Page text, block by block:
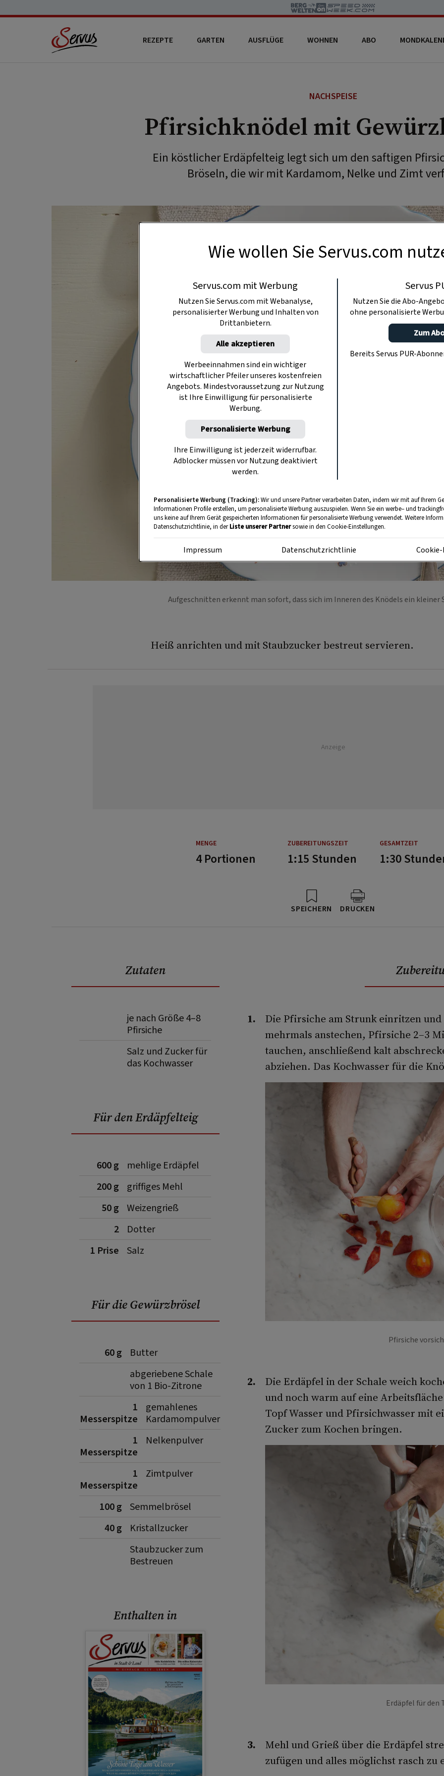
REZEPTE GARTEN AUSFLÜGE WOHNEN ABO
NACHSPEISE
Pfirsichknödel mit
Ein köstlicher Erdäpfelteig legt sich um den saftigen
Bröseln, die wir mit Kardamom, Nelke und Zimt
Aufgeschnitten erkennt man sofort, dass sich im Inneren des Knödels ein
Heiß anrichten und mit Staubzucker bestreut servieren.
Anzeige
MENGE ZUBEREITUNGSZEIT GESAMTZEIT
4 Portionen 1:15 Stunden 1:30
SPEICHERN DRUCKEN
Zutaten
je nach Größe 4–8
Pfirsiche
Salz und Zucker für
das Kochwasser
Für den Erdäpfelteig
600 g
mehlige Erdäpfel
200 g
griffiges Mehl
50 g Weizengrieß
2
Dotter
1 Prise
Salz
Für die Gewürzbrösel
60 g
Butter
abgeriebene Schale
von 1 Bio-Zitrone
1
Messerspitze
gemahlenes
Kardamompulver
1
Messerspitze
Nelkenpulver
1
Messerspitze
Zimtpulver
100 g Semmelbrösel
40 g
Kristallzucker
Staubzucker zum
Bestreuen
Enthalten in
Die Pfirsiche am Strunk einritzen
mehrmals anstechen, Pfirsiche 2–3
tauchen, anschließend kalt
abziehen. Das Kochwasser für die
Pfirsiche
Die Erdäpfel in der Schale weich
und noch warm auf eine
Topf Wasser und Pfirsichwasser mit
Zucker zum Kochen bringen.
Erdäpfel für den
Mehl und Grieß über die Erdäpfel
zufügen und alles möglichst rasch
Wie wollen Sie Servus.com
Servus.com mit Werbung
Nutzen Sie Servus.com mit Webanalyse,
personalisierter Werbung und Inhalten von
Drittanbietern.
Alle akzeptieren
Werbeeinnahmen sind ein wichtiger
wirtschaftlicher Pfeiler unseres kostenfreien
Angebots. Mindestvoraussetzung zur Nutzung
ist Ihre Einwilligung für personalisierte
Werbung.
Personalisierte Werbung
Ihre Einwilligung ist jederzeit widerrufbar.
Adblocker müssen vor Nutzung deaktiviert
werden.
Servus
Nutzen Sie die Abo-
ohne personalisierte
Zum
Bereits Servus PUR-
Personalisierte Werbung (Tracking):Wir und unsere Partner verarbeiten Daten, indem wir mit auf Ihrem
Informationen Profile erstellen, um personalisierte Werbung auszuspielen. Wenn Sie ein werbe– und
uns keine auf Ihrem Gerät gespeicherten Informationen für personalisierte Werbung verwendet. Weitere
Datenschutzrichtlinie, in derListe unserer Partnersowie in den Cookie-Einstellungen.
Impressum Datenschutzrichtlinie